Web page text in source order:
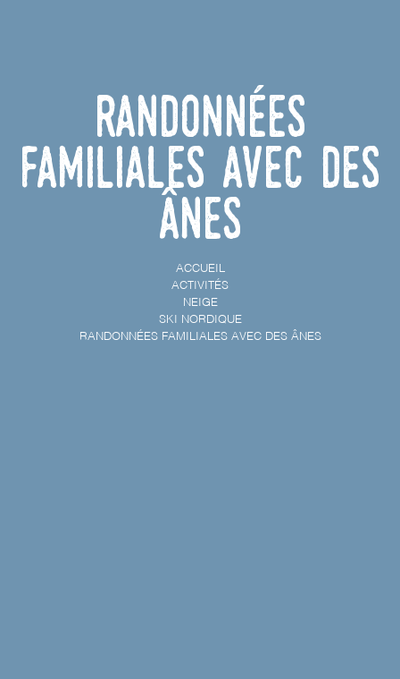
Randonnées
familiales avec des
ânes
ACCUEIL
ACTIVITÉS
NEIGE
SKI NORDIQUE
RANDONNÉES FAMILIALES AVEC DES ÂNES